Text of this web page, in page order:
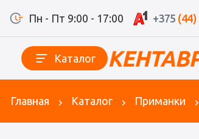
Пн - Пт 9:00 - 17:00 +375 (44)
Каталог
Главная Каталог Приманки